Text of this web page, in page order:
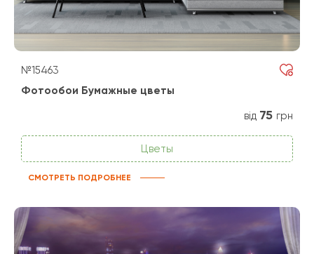
№15463
Фотообои Бумажные цветы
від 75 грн
Цветы
СМОТРЕТЬ ПОДРОБНЕЕ